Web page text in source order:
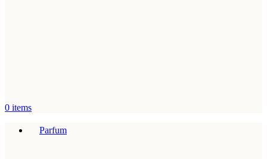
0 items
Parfum